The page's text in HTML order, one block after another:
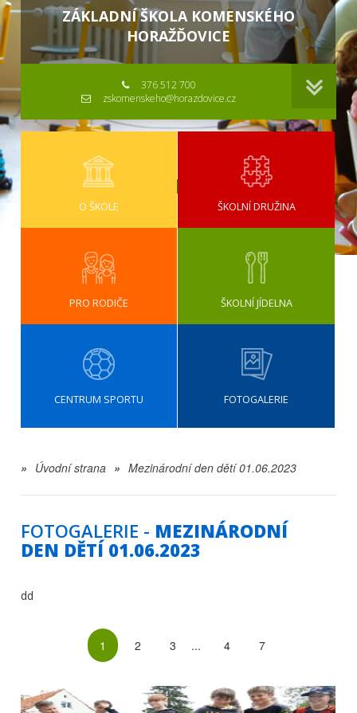
ZÁKLADNÍ ŠKOLA KOMENSKÉHO
HORAŽĎOVICE
376 512 700
zskomenskeho@horazdovice.cz
O ŠKOLE ŠKOLNÍ DRUŽINA
PRO RODIČE ŠKOLNÍ JÍDELNA
CENTRUM SPORTU FOTOGALERIE
» Úvodní strana » Mezinárodní den dětí 01.06.2023
FOTOGALERIE - MEZINÁRODNÍ
DEN DĚTÍ 01.06.2023
dd
1 2 3 ... 4 7